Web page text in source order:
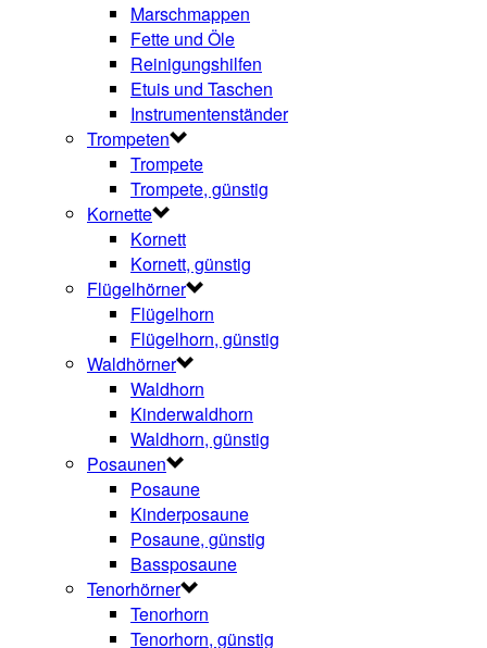
Marschmappen
Fette und Öle
Reinigungshilfen
Etuis und Taschen
Instrumentenständer
Trompeten
Trompete
Trompete, günstig
Kornette
Kornett
Kornett, günstig
Flügelhörner
Flügelhorn
Flügelhorn, günstig
Waldhörner
Waldhorn
Kinderwaldhorn
Waldhorn, günstig
Posaunen
Posaune
Kinderposaune
Posaune, günstig
Bassposaune
Tenorhörner
Tenorhorn
Tenorhorn, günstig